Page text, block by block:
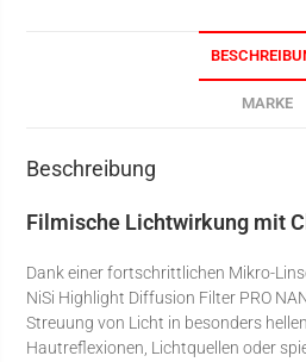
MARKE
Beschreibung
Filmische Lichtwirkung mit
Dank einer fortschrittlichen Mikro-
NiSi Highlight Diffusion Filter PRO
Streuung von Licht in besonders
Hautreflexionen, Lichtquellen oder